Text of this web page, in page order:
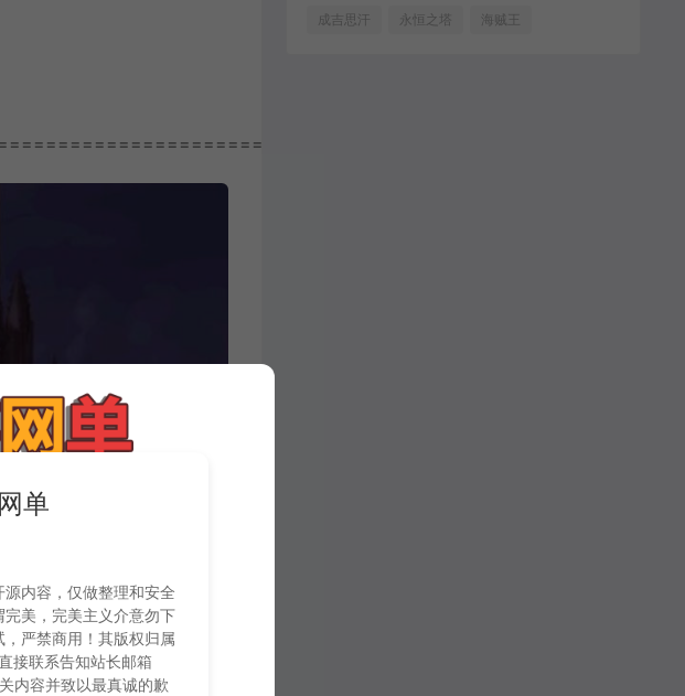
成吉思汗 永恒之塔 海贼王
单
内容，仅做整理和安全
美，完美主义介意勿下
严禁商用！其版权归属
接联系告知站长邮箱
内容并致以最真诚的歉